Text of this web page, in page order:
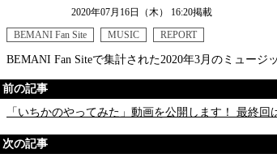
2020年07月16日（木） 16:20掲載
BEMANI Fan Site
MUSIC REPORT
BEMANI Fan Siteで集計された2020年3月のミュー
前の記事
「いちかのやってみた」動画を公開します！ 最終回
次の記事